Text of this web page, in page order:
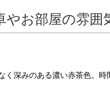
やお部屋の雰囲
く深みのある濃い赤茶色。